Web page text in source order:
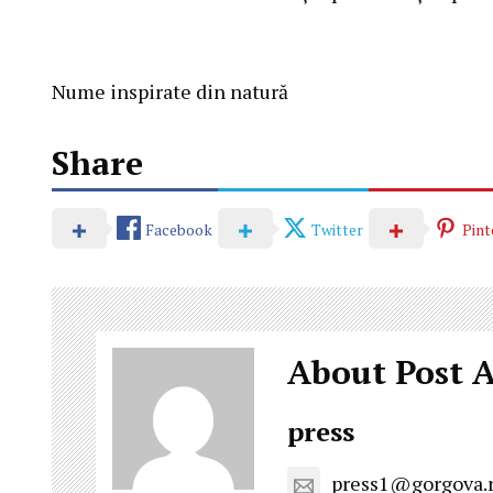
Nume inspirate din natură
Share
Facebook Twitter
About Post
press